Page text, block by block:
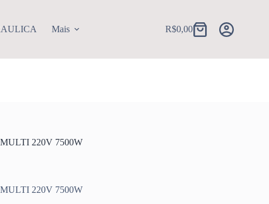
Mais Carrinho
R$0,00
220V 7500W
220V 7500W